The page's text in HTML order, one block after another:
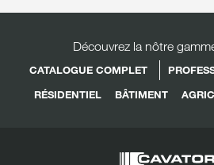
Découvrez la nôtre
CATALOGUE COMPLET
RÉSIDENTIEL
BÂTIMENT